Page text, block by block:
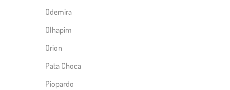
Odemira
Olhapim
Orion
Pata Choca
Piopardo